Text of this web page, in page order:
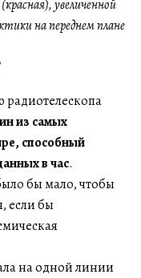
увеличенной
на переднем плане
из самых
способный
в час.
бы мало, чтобы
если бы
на одной линии